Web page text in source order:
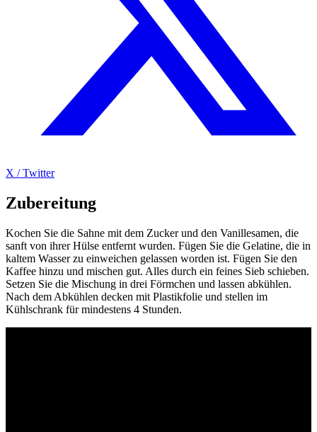
X / Twitter
Zubereitung
Kochen Sie die Sahne mit dem Zucker und den Vanillesamen, die
sanft von ihrer Hülse entfernt wurden. Fügen Sie die Gelatine, die in
kaltem Wasser zu einweichen gelassen worden ist. Fügen Sie den
Kaffee hinzu und mischen gut. Alles durch ein feines Sieb schieben.
Setzen Sie die Mischung in drei Förmchen und lassen abkühlen.
Nach dem Abkühlen decken mit Plastikfolie und stellen im
Kühlschrank für mindestens 4 Stunden.